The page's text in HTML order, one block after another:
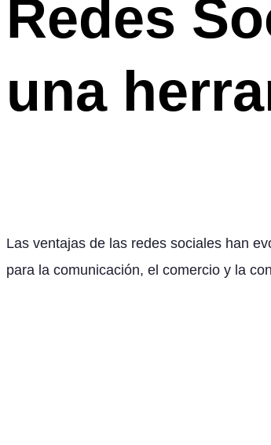
Redes
una
Las ventajas de las redes sociales han
para la comunicación, el comercio y la